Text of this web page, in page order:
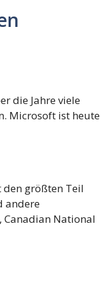
die Jahre viele
Microsoft ist heute
den größten Teil
andere
Canadian National